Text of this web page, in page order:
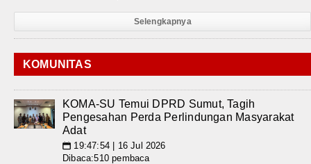
Selengkapnya
KOMUNITAS
KOMA-SU Temui DPRD Sumut, Tagih
Pengesahan Perda Perlindungan Masyarakat
Adat
📅 19:47:54 | 16 Jul 2026
Dibaca:510 pembaca